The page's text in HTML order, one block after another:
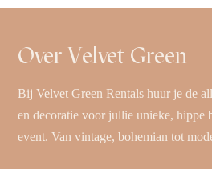
Over Velvet Green
Bij Velvet Green Rentals huur je de
en decoratie voor jullie unieke, hippe
event. Van vintage, bohemian tot